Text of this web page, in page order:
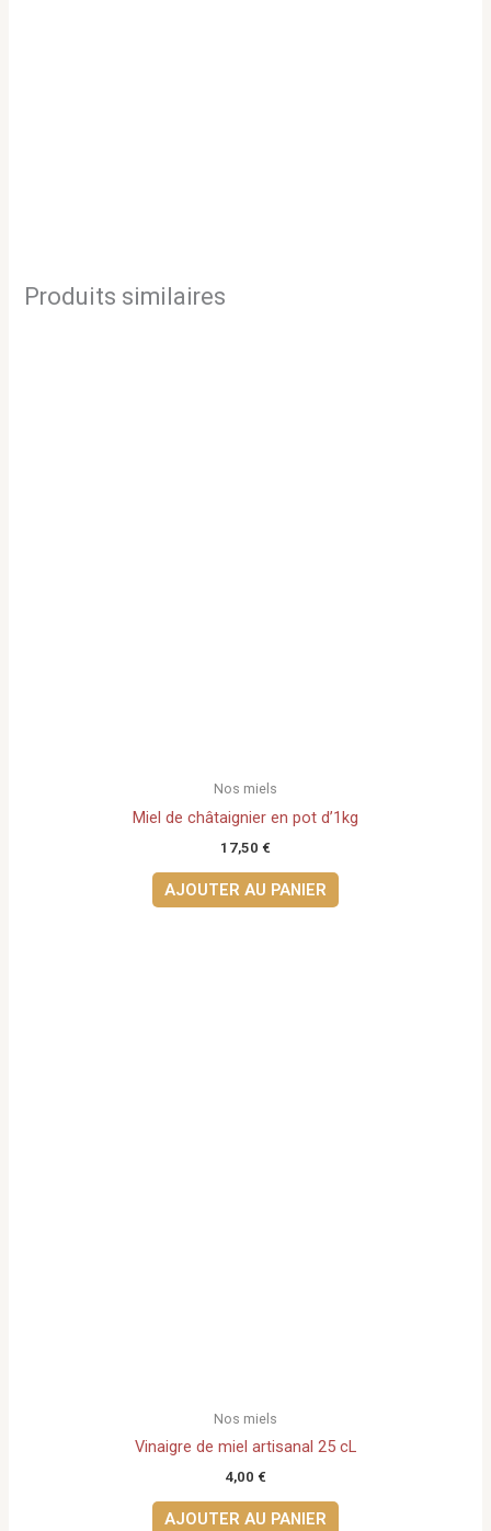
Produits similaires
Nos miels
Miel de châtaignier en pot d’1kg
17,50 €
AJOUTER AU PANIER
Nos miels
Vinaigre de miel artisanal 25 cL
4,00 €
AJOUTER AU PANIER